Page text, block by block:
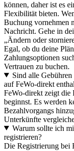
können, daher ist es
Flexibilität bieten.
Buchung vornehmen
Nachricht. Gehe in
„Ändern oder
Egal, ob du deine
Zahlungsoptionen
Vertrauen zu buchen.
Sind alle
auf FeWo-direkt
FeWo-direkt zeigt die
beginnst. Es werden
Bezahlvorgangs
Unterkünfte
Warum sollte ich
registrieren?
Die Registrierung bei